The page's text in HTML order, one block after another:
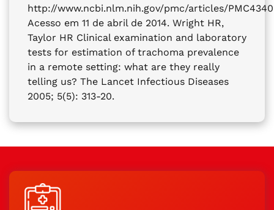
http://www.ncbi.nlm.nih.gov/pmc/articles/
Acesso em 11 de abril de 2014. Wright HR,
Taylor HR Clinical examination and laboratory
tests for estimation of trachoma prevalence
in a remote setting: what are they really
telling us? The Lancet Infectious Diseases
2005; 5(5): 313-20.